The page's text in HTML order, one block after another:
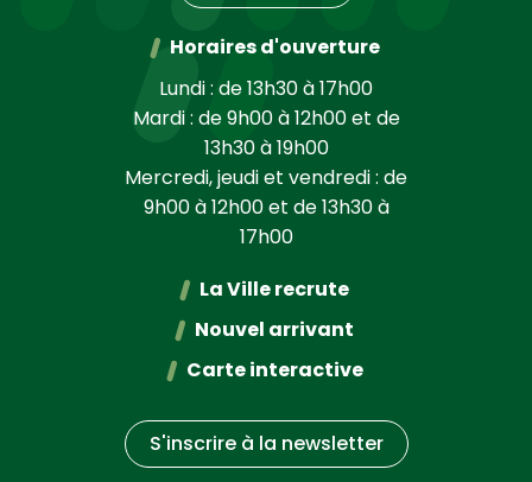
Horaires d'ouverture
Lundi : de 13h30 à 17h00
Mardi : de 9h00 à 12h00 et de
13h30 à 19h00
Mercredi, jeudi et vendredi : de
9h00 à 12h00 et de 13h30 à
17h00
La Ville recrute
Nouvel arrivant
Carte interactive
S'inscrire à la newsletter